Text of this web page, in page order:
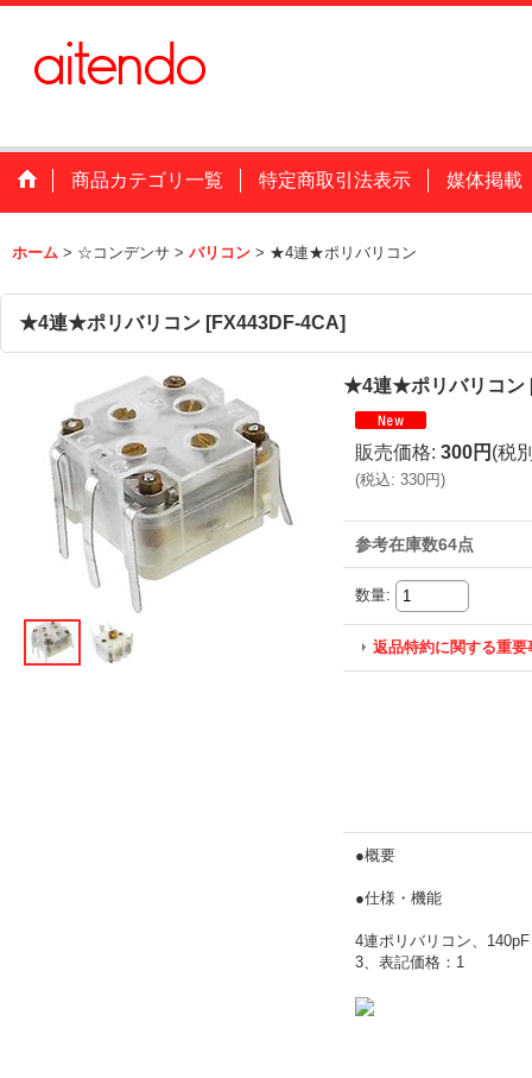
商品カテゴリ一覧 特定商取引法表示 媒体掲載
ホーム > ☆コンデンサ > バリコン > ★4連★ポリバリコン
★4連★ポリバリコン [FX443DF-4CA]
★4連★ポリバリコン
販売価格: 300円 (税
(税込: 330円)
参考在庫数64点
数量:
返品特約に関する重要
●概要
●仕様・機能
4連ポリバリコン、
3、表記価格：1